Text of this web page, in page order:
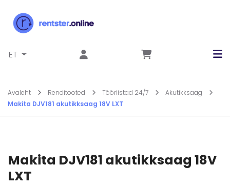
ET
Avaleht Renditooted Tööriistad 24/7
Akutikksaag
Makita DJV181 akutikksaag 18V LXT
Makita DJV181 akutikksaag 18V
LXT